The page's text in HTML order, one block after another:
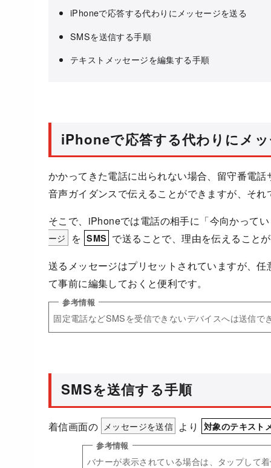
iPhoneで応答する代わりにメッセージを送る
SMSを送信する手順
テキストメッセージを編集する手順
iPhoneで応答する代わりにメ
かかってきた電話に出られない場合、留守番電
音声ガイダンスで伝えることができますが、それ
そこで、iPhoneでは電話の相手に「今向かって
ージ を SMS で送ることで、理由を伝えること
送るメッセージはプリセットされていますが、
て事前に編集しておくと便利です。
固定電話などSMSを受信できないデバイスへは送信で
SMSを送信する手順
着信画面の メッセージを送信 より 対象のテキスト
バナーが表示されている場合は、タップして